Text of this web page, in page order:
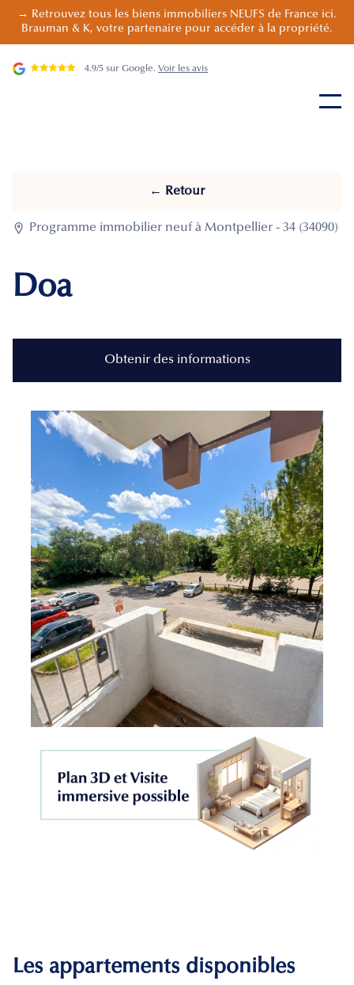
→ Retrouvez tous les biens immobiliers NEUFS de France ici.
Brauman & K, votre partenaire pour accéder à la propriété.
4.9/5 sur Google. Voir les avis
← Retour
 Programme immobilier neuf à Montpellier - 34 (34090)
Doa
Obtenir des informations
Les appartements disponibles